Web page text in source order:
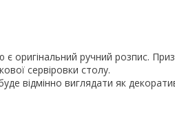
є оригінальний ручний розпис.
сервіровки столу.
відмінно виглядати як